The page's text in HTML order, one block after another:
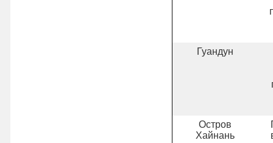
Гуандун
Остров
Хайнань